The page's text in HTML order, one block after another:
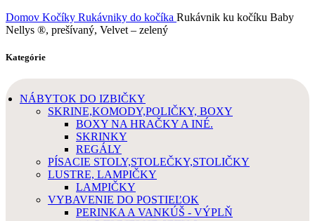
Domov Kočíky Rukávniky do kočíka Rukávnik ku kočíku Baby
Nellys ®, prešívaný, Velvet – zelený
Kategórie
NÁBYTOK DO IZBIČKY
SKRINE,KOMODY,POLIČKY, BOXY
BOXY NA HRAČKY A INÉ.
SKRINKY
REGÁLY
PÍSACIE STOLY,STOLEČKY,STOLIČKY
LUSTRE, LAMPIČKY
LAMPIČKY
VYBAVENIE DO POSTIEĽOK
PERINKA A VANKÚŠ - VÝPLŇ